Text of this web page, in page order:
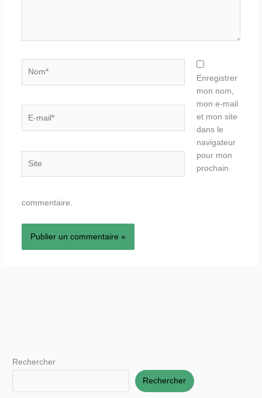
mail*
Enregistrer
mon nom,
mon e-mail
et mon site
dans le
navigateur
pour mon
prochain
commentaire.
Rechercher
Rechercher